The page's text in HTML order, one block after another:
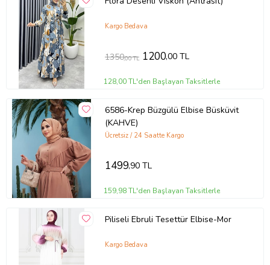
Kargo Bedava
1350,00 TL 1200,00 TL
128,00 TL'den Başlayan Taksitlerle
6586-Krep Büzgülü Elbise Büsküvit
(KAHVE)
Ücretsiz / 24 Saatte Kargo
1499,90 TL
159,98 TL'den Başlayan Taksitlerle
Piliseli Ebruli Tesettür Elbise-Mor
Kargo Bedava